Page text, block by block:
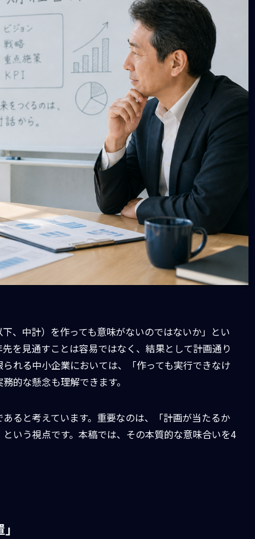
、中計）を作っても意味がないのではないか」とい
を見通すことは容易ではなく、結果として計画通り
れる中小企業においては、「作っても実行できなけ
的な懸念も理解できます。
ると考えています。重要なのは、「計画が当たるか
いう視点です。本稿では、その本質的な意味合いを4